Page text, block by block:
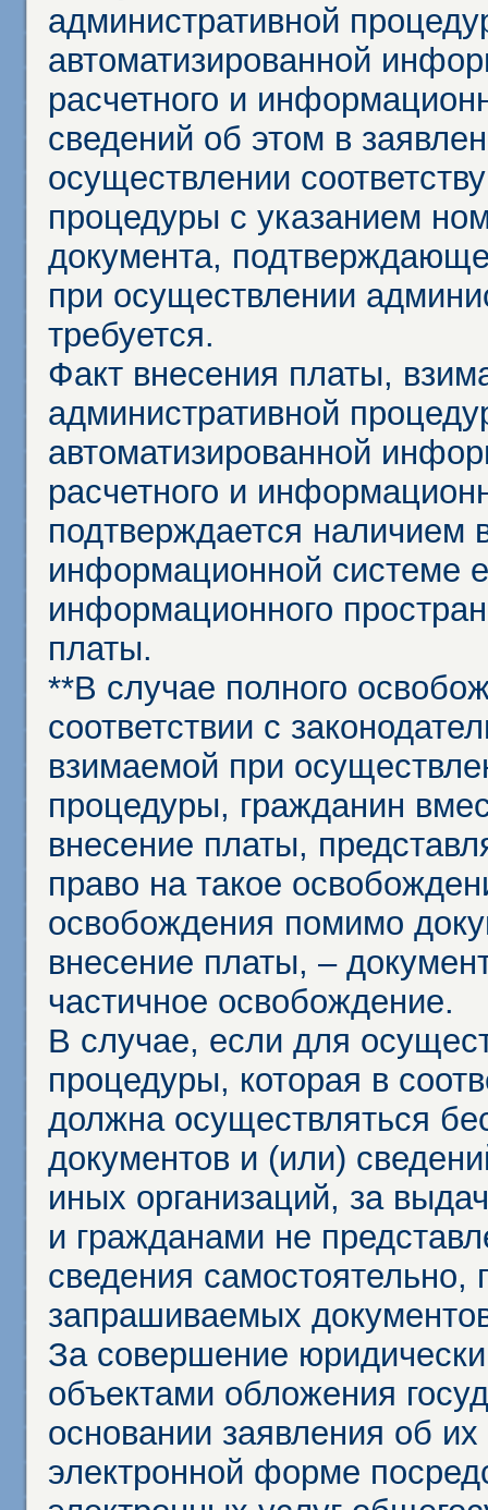
административной
автоматизированной
расчетного и
сведений об этом в
осуществлении
процедуры с указанием
документа,
при осуществлении
требуется.
Факт внесения платы,
административной
автоматизированной
расчетного и
подтверждается наличием
информационной системе
информационного
платы.
**В случае полного
соответствии с
взимаемой при
процедуры, гражданин
внесение платы,
право на такое
освобождения помимо
внесение платы, –
частичное освобождение.
В случае, если для
процедуры, которая в
должна осуществляться
документов и (или)
иных организаций, за
и гражданами не
сведения
запрашиваемых
За совершение
объектами обложения
основании заявления об
электронной форме